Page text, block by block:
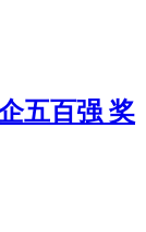
五百强 奖